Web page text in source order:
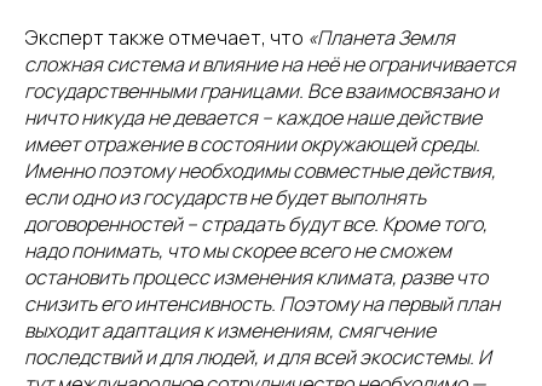
Эксперт также отмечает, что «Планета Земля
сложная система и влияние на неё не ограничивается
государственными границами. Все взаимосвязано и
ничто никуда не девается – каждое наше действие
имеет отражение в состоянии окружающей среды.
Именно поэтому необходимы совместные действия,
если одно из государств не будет выполнять
договоренностей – страдать будут все. Кроме того,
надо понимать, что мы скорее всего не сможем
остановить процесс изменения климата, разве что
снизить его интенсивность. Поэтому на первый план
выходит адаптация к изменениям, смягчение
последствий и для людей, и для всей экосистемы. И